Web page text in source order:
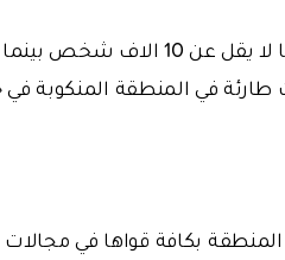
في المنطقة المنكوبة في
المنطقة بكافة قواها في